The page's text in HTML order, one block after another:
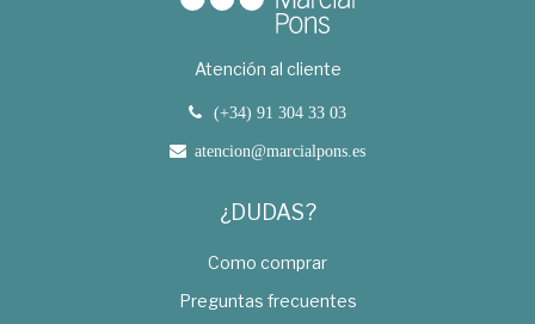
Atención al cliente
(+34) 91 304 33 03
atencion@marcialpons.es
¿DUDAS?
Como comprar
Preguntas frecuentes